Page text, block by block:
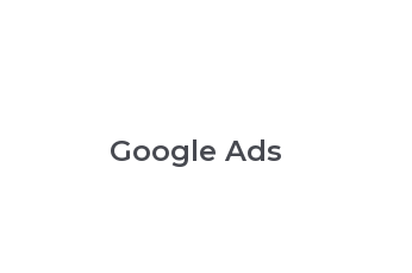
Google Ads